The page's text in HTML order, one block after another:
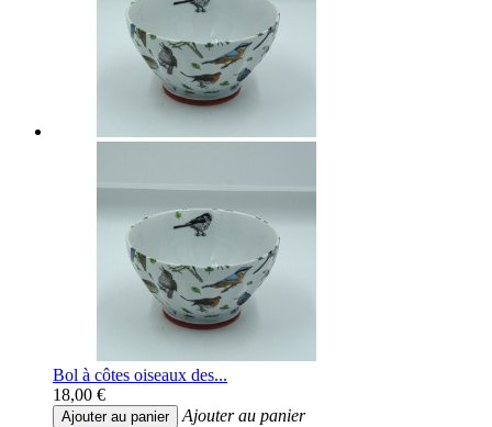
Bol à côtes oiseaux des...
18,00 €
Ajouter au panier
Ajouter au panier